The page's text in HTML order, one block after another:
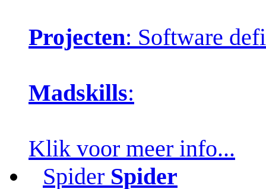
Projecten: Software
Madskills:
Klik voor meer info...
Spider Spider